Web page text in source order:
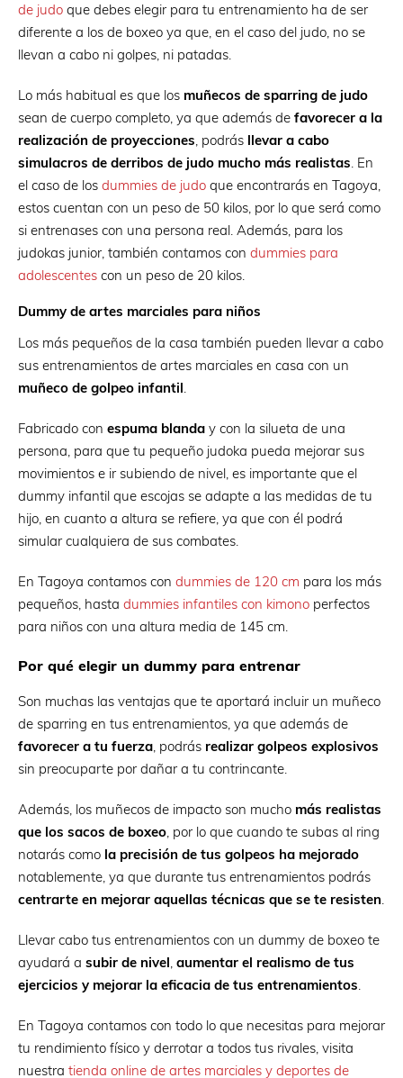
de judo que debes elegir para tu entrenamiento ha de ser
diferente a los de boxeo ya que, en el caso del judo, no se
llevan a cabo ni golpes, ni patadas.
Lo más habitual es que los muñecos de sparring de judo
sean de cuerpo completo, ya que además de favorecer a la
realización de proyecciones, podrás llevar a cabo
simulacros de derribos de judo mucho más realistas. En
el caso de los dummies de judo que encontrarás en Tagoya,
estos cuentan con un peso de 50 kilos, por lo que será como
si entrenases con una persona real. Además, para los
judokas junior, también contamos con dummies para
adolescentes con un peso de 20 kilos.
Dummy de artes marciales para niños
Los más pequeños de la casa también pueden llevar a cabo
sus entrenamientos de artes marciales en casa con un
muñeco de golpeo infantil.
Fabricado con espuma blanda y con la silueta de una
persona, para que tu pequeño judoka pueda mejorar sus
movimientos e ir subiendo de nivel, es importante que el
dummy infantil que escojas se adapte a las medidas de tu
hijo, en cuanto a altura se refiere, ya que con él podrá
simular cualquiera de sus combates.
En Tagoya contamos con dummies de 120 cm para los más
pequeños, hasta dummies infantiles con kimono perfectos
para niños con una altura media de 145 cm.
Por qué elegir un dummy para entrenar
Son muchas las ventajas que te aportará incluir un muñeco
de sparring en tus entrenamientos, ya que además de
favorecer a tu fuerza, podrás realizar golpeos explosivos
sin preocuparte por dañar a tu contrincante.
Además, los muñecos de impacto son mucho más realistas
que los sacos de boxeo, por lo que cuando te subas al ring
notarás como la precisión de tus golpeos ha mejorado
notablemente, ya que durante tus entrenamientos podrás
centrarte en mejorar aquellas técnicas que se te resisten.
Llevar cabo tus entrenamientos con un dummy de boxeo te
ayudará a subir de nivel, aumentar el realismo de tus
ejercicios y mejorar la eficacia de tus entrenamientos.
En Tagoya contamos con todo lo que necesitas para mejorar
tu rendimiento físico y derrotar a todos tus rivales, visita
nuestra tienda online de artes marciales y deportes de